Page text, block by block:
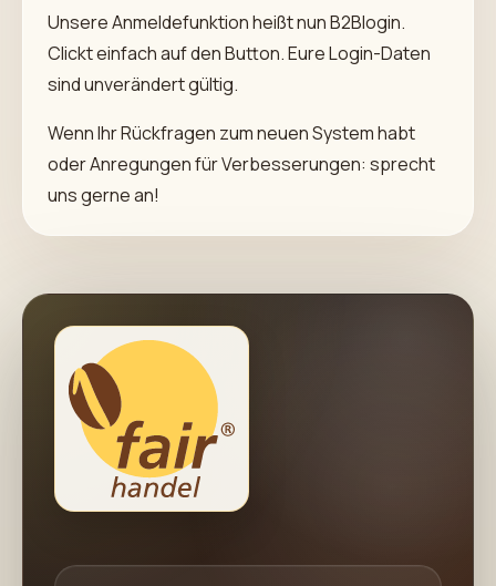
Unsere Anmeldefunktion heißt nun B2Blogin.
Clickt einfach auf den Button. Eure Login-Daten
sind unverändert gültig.
Wenn Ihr Rückfragen zum neuen System habt
oder Anregungen für Verbesserungen: sprecht
uns gerne an!